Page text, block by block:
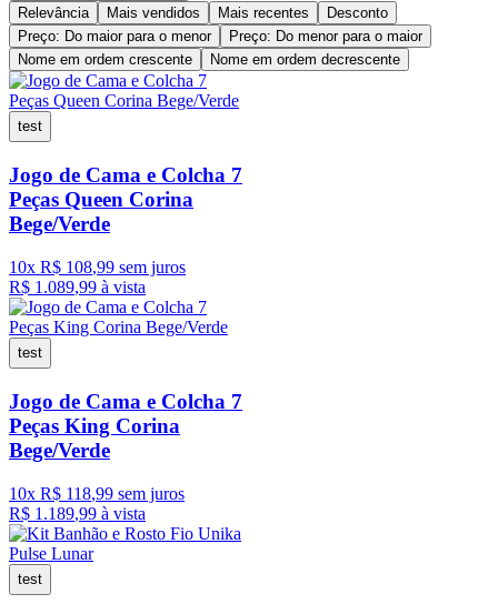
Relevância
Mais vendidos Mais recentes
Desconto
Preço: Do maior para o menor
Preço: Do menor para o maior
Nome em ordem crescente
Nome em ordem decrescente
test
Jogo de Cama e Colcha 7
Peças Queen Corina
Bege/Verde
10x R$ 108,99 sem juros
R$ 1 .089,99 à vista
test
Jogo de Cama e Colcha 7
Peças King Corina
Bege/Verde
10x R$ 118,99 sem juros
R$ 1 .189,99 à vista
test